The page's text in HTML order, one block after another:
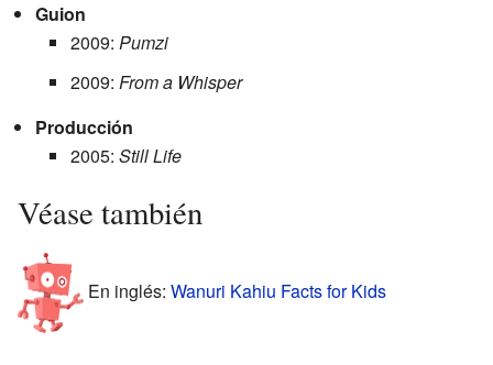
Guion
2009: Pumzi
2009: From a Whisper
Producción
2005: Still Life
Véase también
En inglés: Wanuri Kahiu Facts for Kids